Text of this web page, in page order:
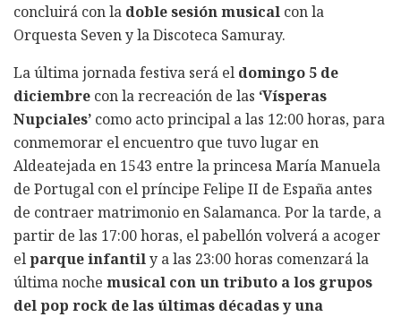
concluirá con la doble sesión musical con la
Orquesta Seven y la Discoteca Samuray.
La última jornada festiva será el domingo 5 de
diciembre con la recreación de las ‘Vísperas
Nupciales’ como acto principal a las 12:00 horas, para
conmemorar el encuentro que tuvo lugar en
Aldeatejada en 1543 entre la princesa María Manuela
de Portugal con el príncipe Felipe II de España antes
de contraer matrimonio en Salamanca. Por la tarde, a
partir de las 17:00 horas, el pabellón volverá a acoger
elparque infantily a las 23:00 horas comenzará la
última noche musical con un tributo a los grupos
del pop rock de las últimas décadas y una